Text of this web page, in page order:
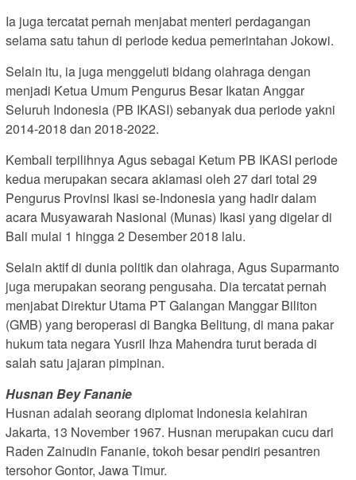
Ia juga tercatat pernah menjabat menteri perdagangan
selama satu tahun di periode kedua pemerintahan Jokowi.
Selain itu, ia juga menggeluti bidang olahraga dengan
menjadi Ketua Umum Pengurus Besar Ikatan Anggar
Seluruh Indonesia (PB IKASI) sebanyak dua periode yakni
2014-2018 dan 2018-2022.
Kembali terpilihnya Agus sebagai Ketum PB IKASI periode
kedua merupakan secara aklamasi oleh 27 dari total 29
Pengurus Provinsi Ikasi se-Indonesia yang hadir dalam
acara Musyawarah Nasional (Munas) Ikasi yang digelar di
Bali mulai 1 hingga 2 Desember 2018 lalu.
Selain aktif di dunia politik dan olahraga, Agus Suparmanto
juga merupakan seorang pengusaha. Dia tercatat pernah
menjabat Direktur Utama PT Galangan Manggar Biliton
(GMB) yang beroperasi di Bangka Belitung, di mana pakar
hukum tata negara Yusril Ihza Mahendra turut berada di
salah satu jajaran pimpinan.
Husnan Bey Fananie
Husnan adalah seorang diplomat Indonesia kelahiran
Jakarta, 13 November 1967. Husnan merupakan cucu dari
Raden Zainudin Fananie, tokoh besar pendiri pesantren
tersohor Gontor, Jawa Timur.